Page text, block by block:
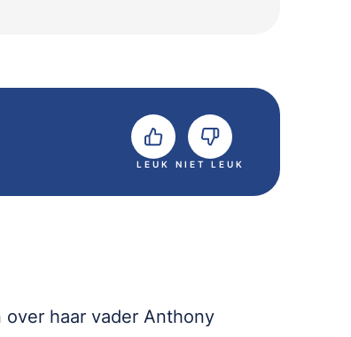
LEUK NIET LEUK
haar vader Anthony